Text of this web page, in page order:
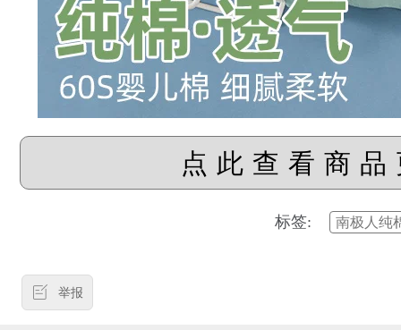
点此查看商
标签: 南极人纯
举报